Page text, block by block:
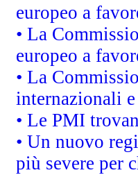
europeo a
• La
europeo a
• La
internazionali
• Le PMI
• Un nuovo
più severe per